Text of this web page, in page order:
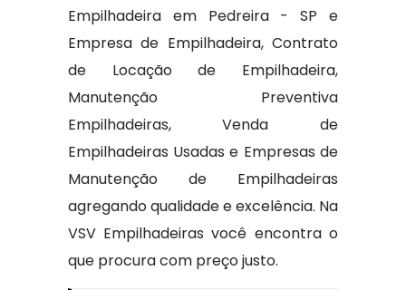
Empilhadeira em Pedreira - SP e
Empresa de Empilhadeira, Contrato
de Locação de Empilhadeira,
Manutenção Preventiva
Empilhadeiras, Venda de
Empilhadeiras Usadas e Empresas de
Manutenção de Empilhadeiras
agregando qualidade e excelência. Na
VSV Empilhadeiras você encontra o
que procura com preço justo.